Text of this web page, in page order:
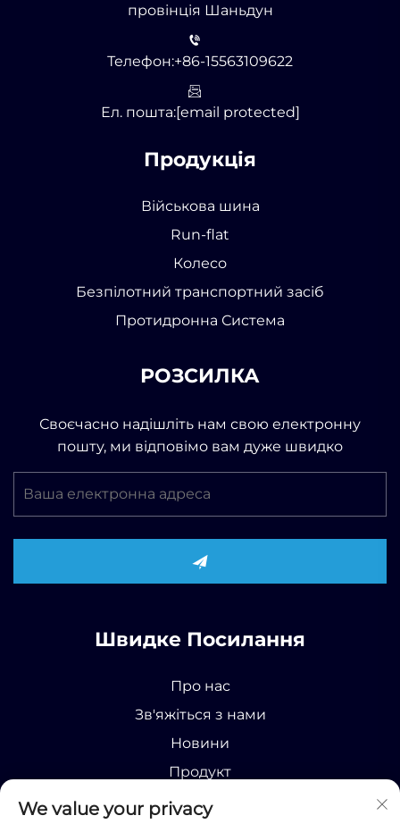
провінція Шаньдун
Телефон:+86-15563109622
Ел. пошта:[email protected]
Продукція
Військова шина
Run-flat
Колесо
Безпілотний транспортний засіб
Протидронна Система
РОЗСИЛКА
Своєчасно надішліть нам свою електронну
пошту, ми відповімо вам дуже швидко
Швидке Посилання
Про нас
Зв'яжіться з нами
Новини
Продукт
We value your privacy